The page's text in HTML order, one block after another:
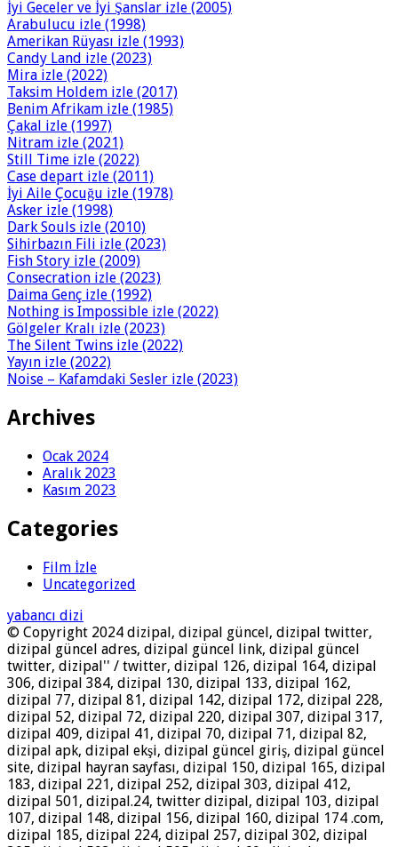
İyi Geceler ve İyi Şanslar izle (2005)
Arabulucu izle (1998)
Amerikan Rüyası izle (1993)
Candy Land izle (2023)
Mira izle (2022)
Taksim Holdem izle (2017)
Benim Afrikam izle (1985)
Çakal izle (1997)
Nitram izle (2021)
Still Time izle (2022)
Case depart izle (2011)
İyi Aile Çocuğu izle (1978)
Asker izle (1998)
Dark Souls izle (2010)
Sihirbazın Fili izle (2023)
Fish Story izle (2009)
Consecration izle (2023)
Daima Genç izle (1992)
Nothing is Impossible izle (2022)
Gölgeler Kralı izle (2023)
The Silent Twins izle (2022)
Yayın izle (2022)
Noise – Kafamdaki Sesler izle (2023)
Archives
Ocak 2024
Aralık 2023
Kasım 2023
Categories
Film İzle
Uncategorized
yabancı dizi
© Copyright 2024 dizipal, dizipal güncel, dizipal twitter,
dizipal güncel adres, dizipal güncel link, dizipal güncel
twitter, dizipal'' / twitter, dizipal 126, dizipal 164, dizipal
306, dizipal 384, dizipal 130, dizipal 133, dizipal 162,
dizipal 77, dizipal 81, dizipal 142, dizipal 172, dizipal 228,
dizipal 52, dizipal 72, dizipal 220, dizipal 307, dizipal 317,
dizipal 409, dizipal 41, dizipal 70, dizipal 71, dizipal 82,
dizipal apk, dizipal ekşi, dizipal güncel giriş, dizipal güncel
site, dizipal hayran sayfası, dizipal 150, dizipal 165, dizipal
183, dizipal 221, dizipal 252, dizipal 303, dizipal 412,
dizipal 501, dizipal.24, twitter dizipal, dizipal 103, dizipal
107, dizipal 148, dizipal 156, dizipal 160, dizipal 174 .com,
dizipal 185, dizipal 224, dizipal 257, dizipal 302, dizipal